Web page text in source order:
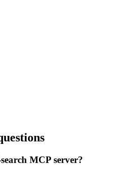
MCP server?